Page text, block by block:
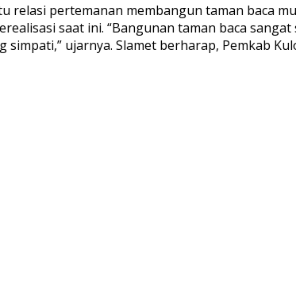
relasi pertemanan membangun taman baca
saat ini. “Bangunan taman baca
simpati,” ujarnya. Slamet berharap, Pemkab